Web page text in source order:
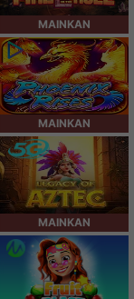
MAINKAN
MAINKAN
MAINKAN